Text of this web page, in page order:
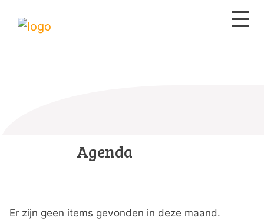
Agenda
Er zijn geen items gevonden in deze maand.